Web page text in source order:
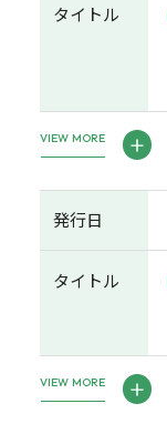
タイトル
VIEW MORE
発行日
タイトル
VIEW MORE